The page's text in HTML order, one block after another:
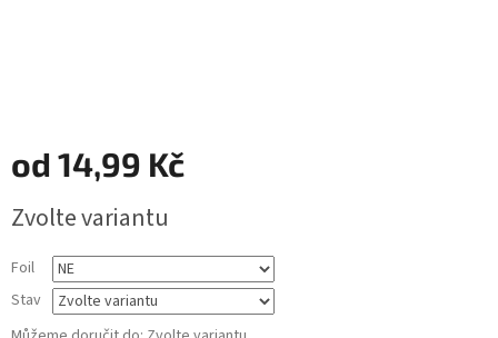
od 14,99 Kč
cena:
Zvolte variantu
Foil
Stav